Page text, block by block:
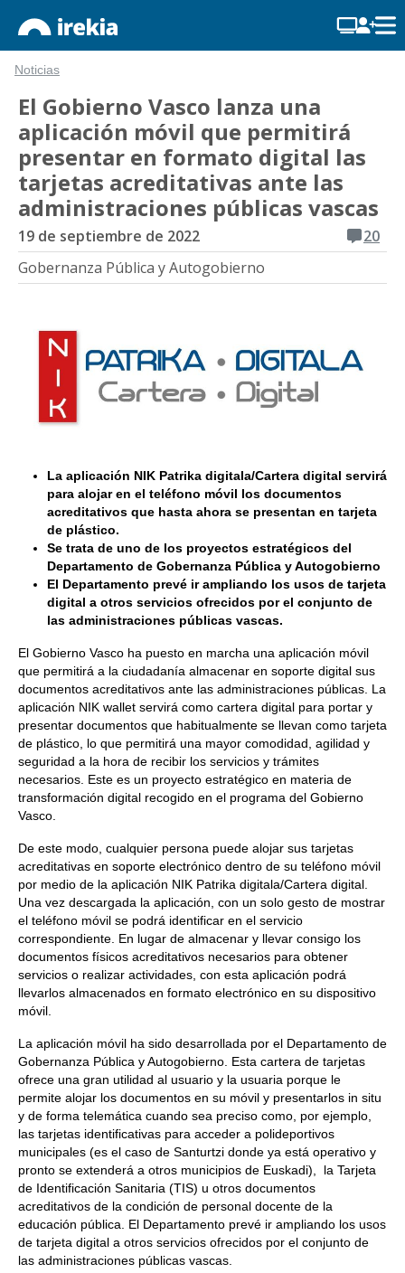
Noticias
El Gobierno Vasco lanza una
aplicación móvil que permitirá
presentar en formato digital las
tarjetas acreditativas ante las
administraciones públicas vascas
19 de septiembre de 2022
20
Gobernanza Pública y Autogobierno
La aplicación NIK Patrika digitala/Cartera digital servirá
para alojar en el teléfono móvil los documentos
acreditativos que hasta ahora se presentan en tarjeta
de plástico.
Se trata de uno de los proyectos estratégicos del
Departamento de Gobernanza Pública y Autogobierno
El Departamento prevé ir ampliando los usos de tarjeta
digital a otros servicios ofrecidos por el conjunto de
las administraciones públicas vascas.
El Gobierno Vasco ha puesto en marcha una aplicación móvil
que permitirá a la ciudadanía almacenar en soporte digital sus
documentos acreditativos ante las administraciones públicas. La
aplicación NIK wallet servirá como cartera digital para portar y
presentar documentos que habitualmente se llevan como tarjeta
de plástico, lo que permitirá una mayor comodidad, agilidad y
seguridad a la hora de recibir los servicios y trámites
necesarios. Este es un proyecto estratégico en materia de
transformación digital recogido en el programa del Gobierno
Vasco.
De este modo, cualquier persona puede alojar sus tarjetas
acreditativas en soporte electrónico dentro de su teléfono móvil
por medio de la aplicación NIK Patrika digitala/Cartera digital.
Una vez descargada la aplicación, con un solo gesto de mostrar
el teléfono móvil se podrá identificar en el servicio
correspondiente. En lugar de almacenar y llevar consigo los
documentos físicos acreditativos necesarios para obtener
servicios o realizar actividades, con esta aplicación podrá
llevarlos almacenados en formato electrónico en su dispositivo
móvil.
La aplicación móvil ha sido desarrollada por el Departamento de
Gobernanza Pública y Autogobierno. Esta cartera de tarjetas
ofrece una gran utilidad al usuario y la usuaria porque le
permite alojar los documentos en su móvil y presentarlos in situ
y de forma telemática cuando sea preciso como, por ejemplo,
las tarjetas identificativas para acceder a polideportivos
municipales (es el caso de Santurtzi donde ya está operativo y
pronto se extenderá a otros municipios de Euskadi), la Tarjeta
de Identificación Sanitaria (TIS) u otros documentos
acreditativos de la condición de personal docente de la
educación pública. El Departamento prevé ir ampliando los usos
de tarjeta digital a otros servicios ofrecidos por el conjunto de
las administraciones públicas vascas.